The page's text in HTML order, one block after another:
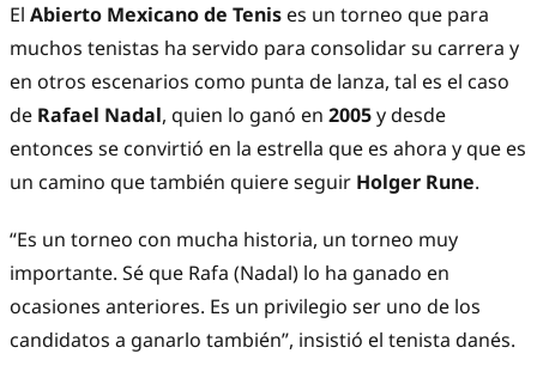
El Abierto Mexicano de Tenis es un torneo que para
muchos tenistas ha servido para consolidar su carrera y
en otros escenarios como punta de lanza, tal es el caso
de Rafael Nadal, quien lo ganó en 2005y desde
entonces se convirtió en la estrella que es ahora y que es
un camino que también quiere seguir Holger Rune.
“Es un torneo con mucha historia, un torneo muy
importante. Sé que Rafa (Nadal) lo ha ganado en
ocasiones anteriores. Es un privilegio ser uno de los
candidatos a ganarlo también”, insistió el tenista danés.